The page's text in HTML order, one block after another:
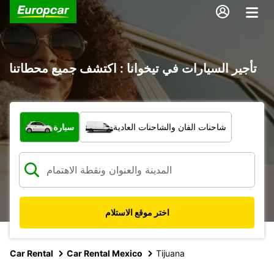
تأجير السيارات في تيخوانا : اكتشف جميع محطاتنا
ما نوع المركبة؟
سيارة شاحنات الفان والشاحنات العادية
اختر موقع الاستلام
Car Rental Car Rental Mexico Tijuana